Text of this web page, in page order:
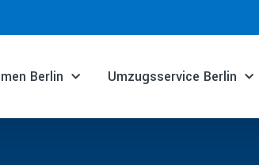
Berlin Umzugsservice Berlin